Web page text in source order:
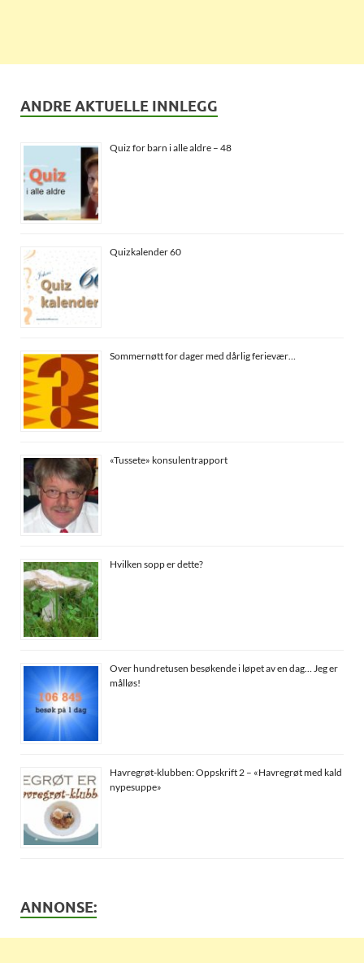
ANDRE AKTUELLE INNLEGG
Quiz for barn i alle aldre – 48
Quizkalender 60
Sommernøtt for dager med dårlig ferievær…
«Tussete» konsulentrapport
Hvilken sopp er dette?
Over hundretusen besøkende i løpet av en dag… Jeg er
målløs!
Havregrøt-klubben: Oppskrift 2 – «Havregrøt med kald
nypesuppe»
ANNONSE: